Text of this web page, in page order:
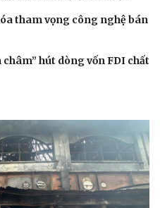
tham vọng công nghệ bán
hút dòng vốn FDI chất